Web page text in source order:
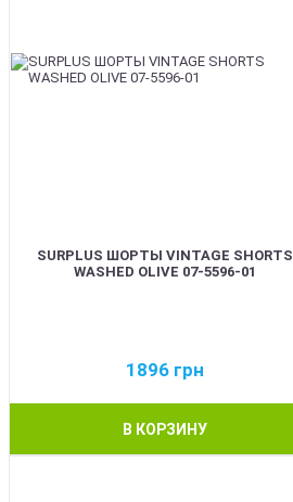
SURPLUS ШОРТЫ VINTAGE SHORTS
WASHED OLIVE 07-5596-01
1896 грн
В КОРЗИНУ